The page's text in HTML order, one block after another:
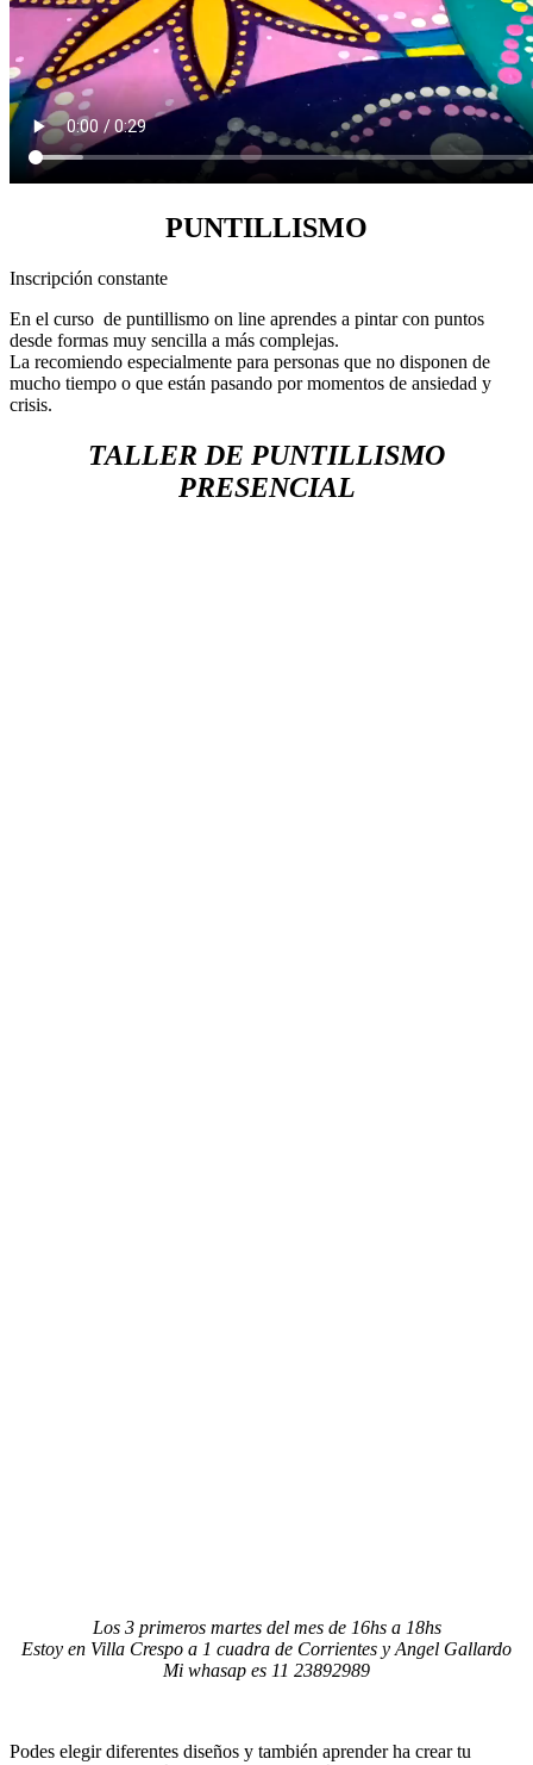
PUNTILLISMO
Inscripción constante
En el curso de puntillismo on line aprendes a pintar con puntos
desde formas muy sencilla a más complejas.
La recomiendo especialmente para personas que no disponen de
mucho tiempo o que están pasando por momentos de ansiedad y
crisis.
TALLER DE PUNTILLISMO
PRESENCIAL
Los 3 primeros martes del mes de 16hs a 18hs
Estoy en Villa Crespo a 1 cuadra de Corrientes y Angel Gallardo
Mi whasap es 11 23892989
Podes elegir diferentes diseños y también aprender ha crear tu